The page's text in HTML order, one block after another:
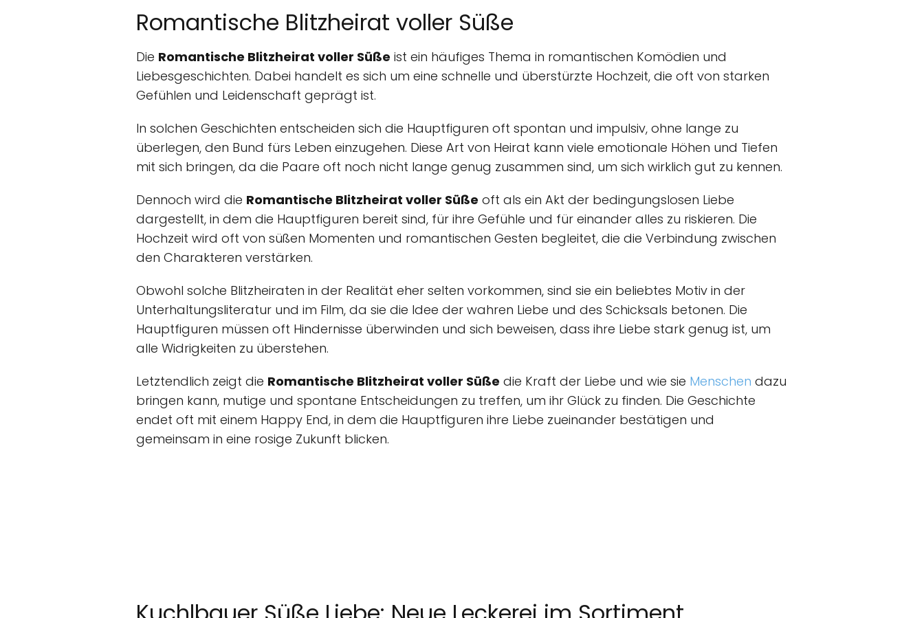
Romantische Blitzheirat voller Süße
Die Romantische Blitzheirat voller Süße ist ein häufiges Thema in romantischen Komödien und
Liebesgeschichten. Dabei handelt es sich um eine schnelle und überstürzte Hochzeit, die oft von starken
Gefühlen und Leidenschaft geprägt ist.
In solchen Geschichten entscheiden sich die Hauptfiguren oft spontan und impulsiv, ohne lange zu
überlegen, den Bund fürs Leben einzugehen. Diese Art von Heirat kann viele emotionale Höhen und Tiefen
mit sich bringen, da die Paare oft noch nicht lange genug zusammen sind, um sich wirklich gut zu kennen.
Dennoch wird die Romantische Blitzheirat voller Süße oft als ein Akt der bedingungslosen Liebe
dargestellt, in dem die Hauptfiguren bereit sind, für ihre Gefühle und für einander alles zu riskieren. Die
Hochzeit wird oft von süßen Momenten und romantischen Gesten begleitet, die die Verbindung zwischen
den Charakteren verstärken.
Obwohl solche Blitzheiraten in der Realität eher selten vorkommen, sind sie ein beliebtes Motiv in der
Unterhaltungsliteratur und im Film, da sie die Idee der wahren Liebe und des Schicksals betonen. Die
Hauptfiguren müssen oft Hindernisse überwinden und sich beweisen, dass ihre Liebe stark genug ist, um
alle Widrigkeiten zu überstehen.
Letztendlich zeigt die Romantische Blitzheirat voller Süße die Kraft der Liebe und wie sie Menschen dazu
bringen kann, mutige und spontane Entscheidungen zu treffen, um ihr Glück zu finden. Die Geschichte
endet oft mit einem Happy End, in dem die Hauptfiguren ihre Liebe zueinander bestätigen und
gemeinsam in eine rosige Zukunft blicken.